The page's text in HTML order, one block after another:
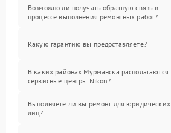
Возможно ли получать обратную связь в
процессе выполнения ремонтных работ?
Какую гарантию вы предоставляете?
В каких районах Мурманска располагаются
сервисные центры Nikon?
Выполняете ли вы ремонт для юридических
лиц?